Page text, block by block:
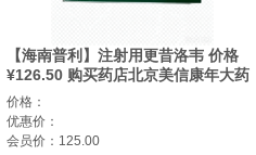
【海南普利】注射用更昔洛韦 价格
¥126.50 购买药店北京美信康年大药
房 适应症病毒感染
价格：
优惠价：
会员价：125.00